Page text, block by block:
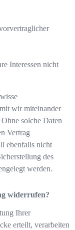
Interessen nicht
wir miteinander
solche Daten
Vertrag
ebenfalls nicht
des
werden.
widerrufen?
Ihrer
erteilt, verarbeiten